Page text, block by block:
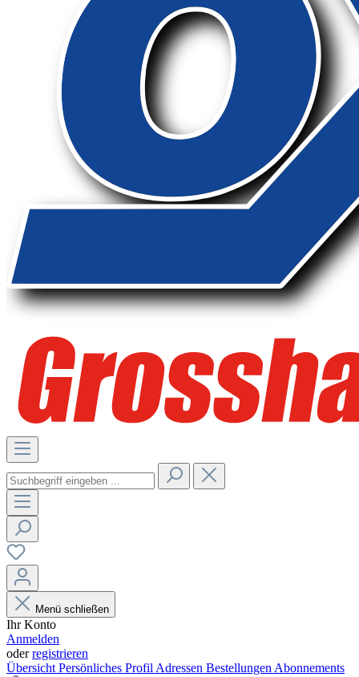
Menü schließen
Ihr Konto
Anmelden
oderregistrieren
Übersicht Persönliches Profil Adressen Bestellungen Abonnements